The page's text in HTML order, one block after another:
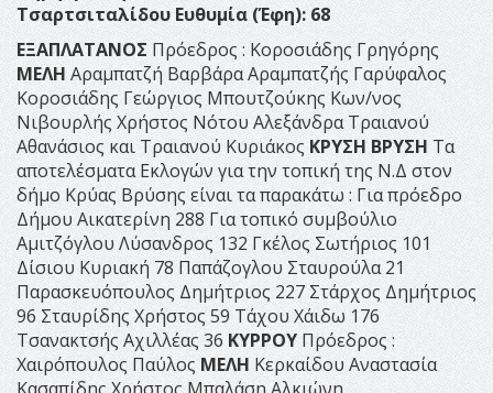
Τσαρτσιταλίδου Ευθυμία (Έφη): 68
ΕΞΑΠΛΑΤΑΝΟΣ Πρόεδρος : Κοροσιάδης Γρηγόρης
ΜΕΛΗΑραμπατζή Βαρβάρα Αραμπατζής Γαρύφαλος
Κοροσιάδης Γεώργιος Μπουτζούκης Κων/νος
Νιβουρλής Χρήστος Νότου Αλεξάνδρα Τραιανού
Αθανάσιος και Τραιανού Κυριάκος ΚΡΥΣΗ ΒΡΥΣΗ Τα
αποτελέσματα Εκλογών για την τοπική της Ν.Δ στον
δήμο Κρύας Βρύσης είναι τα παρακάτω : Για πρόεδρο
Δήμου Αικατερίνη 288 Για τοπικό συμβούλιο
Αμιτζόγλου Λύσανδρος 132 Γκέλος Σωτήριος 101
Δίσιου Κυριακή 78 Παπάζογλου Σταυρούλα 21
Παρασκευόπουλος Δημήτριος 227 Στάρχος Δημήτριος
96 Σταυρίδης Χρήστος 59 Τάχου Χάιδω 176
Τσανακτσής Αχιλλέας 36 ΚΥΡΡΟΥ Πρόεδρος :
Χαιρόπουλος ΠαύλοςΜΕΛΗ Κερκαίδου Αναστασία